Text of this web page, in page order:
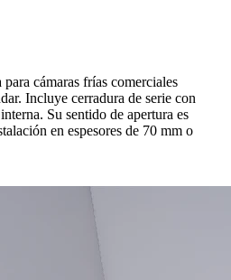
cámaras frías comerciales
Incluye cerradura de serie con
Su sentido de apertura es
en espesores de 70 mm o